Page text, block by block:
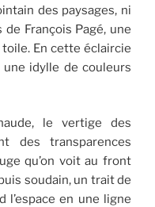
des paysages, ni
François Pagé, une
En cette éclaircie
idylle de couleurs
le vertige des
des transparences
qu’on voit au front
soudain, un trait de
en une ligne